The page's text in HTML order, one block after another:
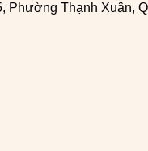
Phường Thạnh Xuân,